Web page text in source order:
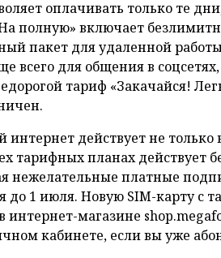
оплачивать только те
полную» включает
пакет для удаленной
всего для общения в
тариф «Закачайся!
действует не
тарифных планах действует
нежелательные платные
1 июля. Новую SIM-карту с
интернет-магазине
кабинете, если вы уже